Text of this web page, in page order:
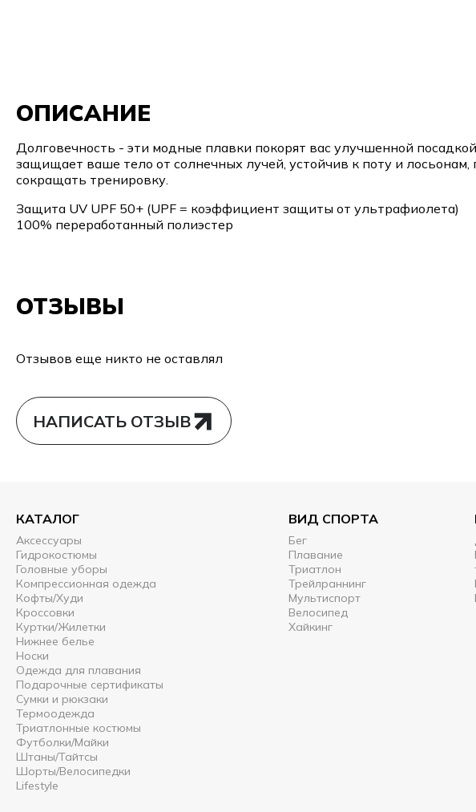
ОПИСАНИЕ
Долговечность - эти модные плавки покорят вас улучшенной
защищает ваше тело от солнечных лучей, устойчив к поту и лосьонам,
сокращать тренировку.
Защита UV UPF 50+ (UPF = коэффициент защиты от ультрафиолета)
100% переработанный полиэстер
ОТЗЫВЫ
Отзывов еще никто не оставлял
НАПИСАТЬ ОТЗЫВ
КАТАЛОГ
Аксессуары
Гидрокостюмы
Головные уборы
Компрессионная одежда
Кофты/Худи
Кроссовки
Куртки/Жилетки
Нижнее белье
Носки
Одежда для плавания
Подарочные сертификаты
Сумки и рюкзаки
Термоодежда
Триатлонные костюмы
Футболки/Майки
Штаны/Тайтсы
Шорты/Велосипедки
Lifestyle
ВИД СПОРТА
Бег
Плавание
Триатлон
Трейлраннинг
Мультиспорт
Велосипед
Хайкинг